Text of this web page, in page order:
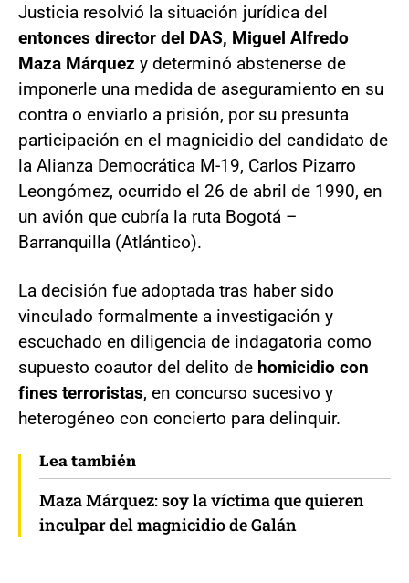
Justicia resolvió la situación jurídica del
entonces director del DAS, Miguel Alfredo
Maza Márquez y determinó abstenerse de
imponerle una medida de aseguramiento en su
contra o enviarlo a prisión, por su presunta
participación en el magnicidio del candidato de
la Alianza Democrática M-19, Carlos Pizarro
Leongómez, ocurrido el 26 de abril de 1990, en
un avión que cubría la ruta Bogotá –
Barranquilla (Atlántico).
La decisión fue adoptada tras haber sido
vinculado formalmente a investigación y
escuchado en diligencia de indagatoria como
supuesto coautor del delito de homicidio con
fines terroristas, en concurso sucesivo y
heterogéneo con concierto para delinquir.
Lea también
Maza Márquez: soy la víctima que quieren
inculpar del magnicidio de Galán